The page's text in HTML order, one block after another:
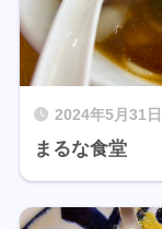
2024年5月31日
まるな食堂